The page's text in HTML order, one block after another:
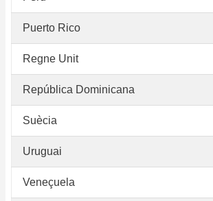
Puerto Rico
Regne Unit
República Dominicana
Suècia
Uruguai
Veneçuela